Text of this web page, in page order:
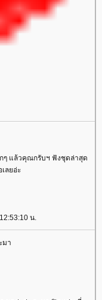
กๆ แล้วคุณกรับฯ ฟังชุดล่าสุด
ลยอ่ะ
น.
มา